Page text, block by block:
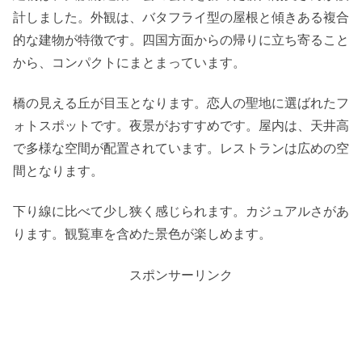
計しました。外観は、バタフライ型の屋根と傾きある複合
的な建物が特徴です。四国方面からの帰りに立ち寄ること
から、コンパクトにまとまっています。
橋の見える丘が目玉となります。恋人の聖地に選ばれたフ
ォトスポットです。夜景がおすすめです。屋内は、天井高
で多様な空間が配置されています。レストランは広めの空
間となります。
下り線に比べて少し狭く感じられます。カジュアルさがあ
ります。観覧車を含めた景色が楽しめます。
スポンサーリンク